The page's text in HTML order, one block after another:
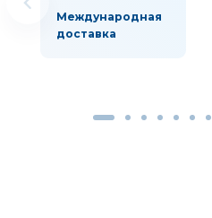
Международная
доставка